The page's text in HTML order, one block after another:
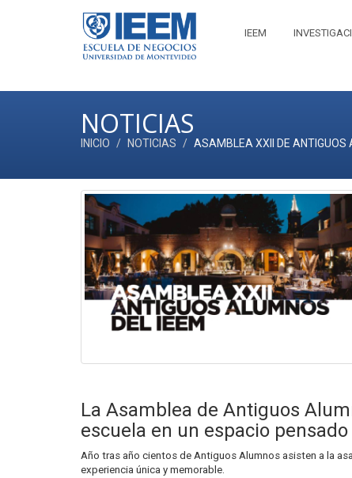
IEEM
NOTICIAS
INICIO NOTICIAS ASAMBLEA XXII DE ANTIGUOS
La Asamblea de Antiguos
escuela en un espacio
Año tras año cientos de Antiguos Alumnos asisten a la
experiencia única y memorable.